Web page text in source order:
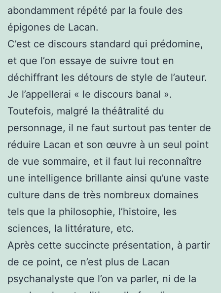
abondamment répété par la foule des
épigones de Lacan.
C’est ce discours standard qui prédomine,
et que l’on essaye de suivre tout en
déchiffrant les détours de style de l’auteur.
Je l’appellerai « le discours banal ».
Toutefois, malgré la théâtralité du
personnage, il ne faut surtout pas tenter de
réduire Lacan et son œuvre à un seul point
de vue sommaire, et il faut lui reconnaître
une intelligence brillante ainsi qu’une vaste
culture dans de très nombreux domaines
tels que la philosophie, l’histoire, les
sciences, la littérature, etc.
Après cette succincte présentation, à partir
de ce point, ce n’est plus de Lacan
psychanalyste que l’on va parler, ni de la